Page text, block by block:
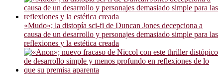
«Mudo»; la distopía sci-fi de Duncan Jones decepciona a
causa de un desarrollo y personajes demasiado simple para las
reflexiones y la estética creada